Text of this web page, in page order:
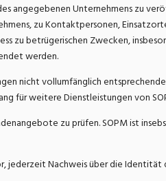
angegebenen Unternehmens zu
zu Kontaktpersonen,
zu betrügerischen Zwecken,
werden.
nicht vollumfänglich
für weitere Dienstleistungen von
zu prüfen. SOPM ist
jederzeit Nachweis über die